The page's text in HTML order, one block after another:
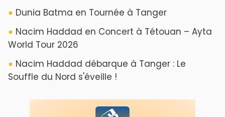
Dunia Batma en Tournée à Tanger
Nacim Haddad en Concert à Tétouan – Ayta
World Tour 2026
Nacim Haddad débarque à Tanger : Le
Souffle du Nord s'éveille !